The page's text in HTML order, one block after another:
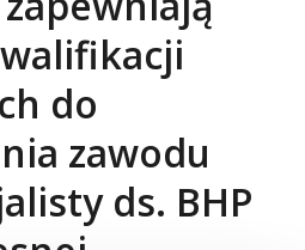
do
zawodu
ds. BHP